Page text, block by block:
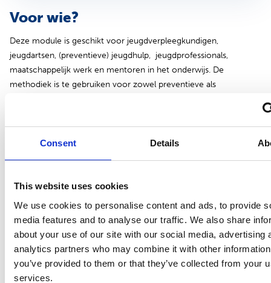
Consent Details
This website uses cookies
We use cookies to personalise content and ads, to provide
media features and to analyse our traffic. We also share
about your use of our site with our social media, advertising
analytics partners who may combine it with other
you’ve provided to them or that they’ve collected from your
services.
Voor wie?
Deze module is geschikt voor jeugdverpleegkundigen,
jeugdartsen, (preventieve) jeugdhulp, jeugdprofessionals,
maatschappelijk werk en mentoren in het onderwijs. De
methodiek is te gebruiken voor zowel preventieve als
Er is een aparte GIZ-basistraining beschikbaar voor Kansrijke Start
professionals die werken met het jonge kind (kraamzorg,
Toelatingseisen
Alle professionals uit het brede sociale jeugddomein met hbo
werk- en denkniveau kunnen de Basistraining GIZ volgen.
De organisatie waar je werkt heeft een licentieovereenkomst
met het NCJ afgesloten. Benieuwd of jouw organisatie zo’n